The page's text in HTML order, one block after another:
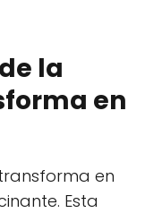
la
en
en
Esta